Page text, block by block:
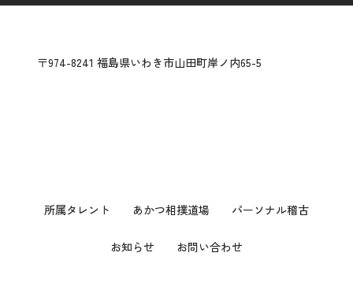
〒974-8241 福島県いわき市山田町岸ノ内65-5
所属タレント あかつ相撲道場 パーソナル稽古
お知らせ お問い合わせ